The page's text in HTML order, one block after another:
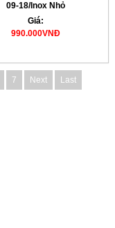
09-18/Inox Nhỏ
Giá:
990.000VNĐ
7 Next Last